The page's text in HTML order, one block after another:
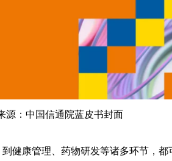
源：中国信通院蓝皮书封面
康管理、药物研发等诸多环节，